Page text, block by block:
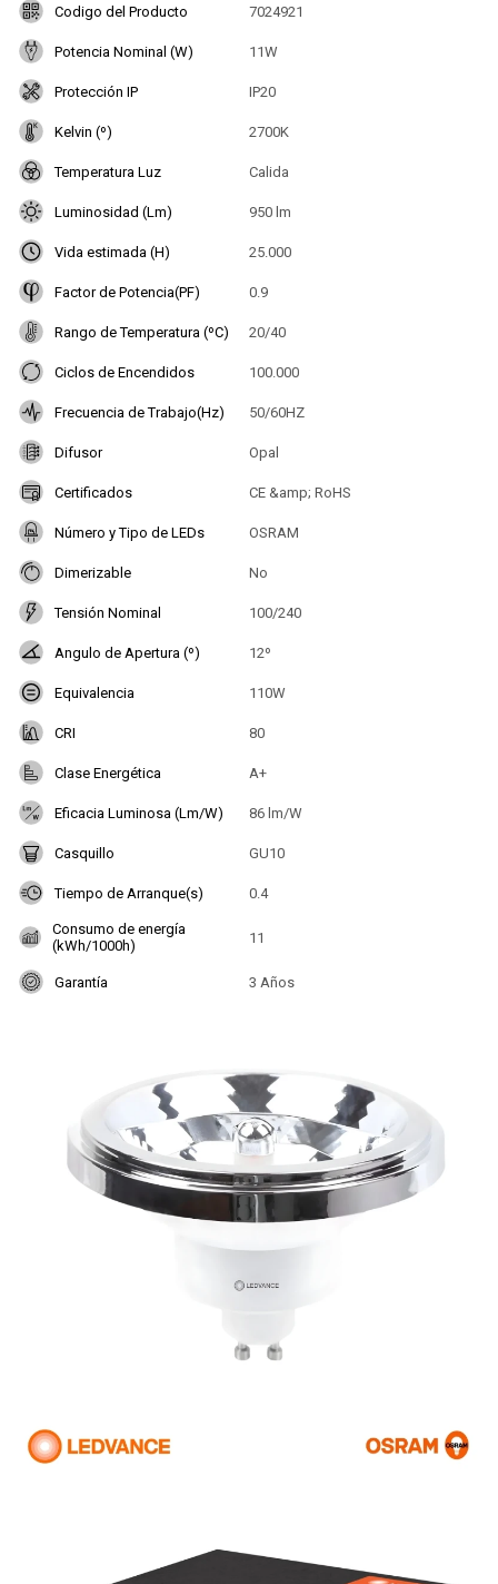
Codigo del Producto 7024921
Potencia Nominal (W) 11W
Protección IP IP20
Kelvin (º) 2700K
Temperatura Luz Calida
Luminosidad (Lm) 950 lm
Vida estimada (H) 25.000
Factor de Potencia(PF) 0.9
Rango de Temperatura (ºC) 20/40
Ciclos de Encendidos 100.000
Frecuencia de Trabajo(Hz) 50/60HZ
Difusor Opal
Certificados CE &amp; RoHS
Número y Tipo de LEDs OSRAM
Dimerizable No
Tensión Nominal 100/240
Angulo de Apertura (º) 12º
Equivalencia 110W
CRI 80
Clase Energética A+
Eficacia Luminosa (Lm/W) 86 lm/W
Casquillo GU10
Tiempo de Arranque(s) 0.4
Consumo de energía
(kWh/1000h)
11
Garantía 3 Años